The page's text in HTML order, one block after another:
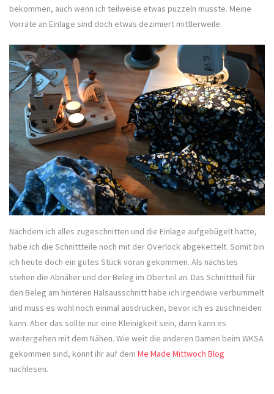
bekommen, auch wenn ich teilweise etwas puzzeln musste. Meine
Vorräte an Einlage sind doch etwas dezimiert mittlerweile.
Nachdem ich alles zugeschnitten und die Einlage aufgebügelt hatte,
habe ich die Schnittteile noch mit der Overlock abgekettelt. Somit bin
ich heute doch ein gutes Stück voran gekommen. Als nächstes
stehen die Abnäher und der Beleg im Oberteil an. Das Schnittteil für
den Beleg am hinteren Halsausschnitt habe ich irgendwie verbummelt
und muss es wohl noch einmal ausdrucken, bevor ich es zuschneiden
kann. Aber das sollte nur eine Kleinigkeit sein, dann kann es
weitergehen mit dem Nähen. Wie weit die anderen Damen beim WKSA
gekommen sind, könnt ihr auf dem Me Made Mittwoch Blog
nachlesen.